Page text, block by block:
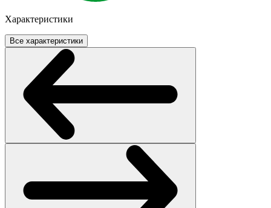
Характеристики
Все характеристики